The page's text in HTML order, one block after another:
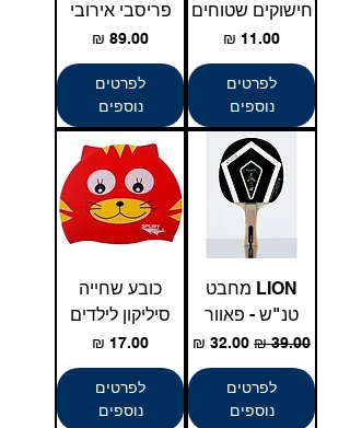
חישוקים שטוחים
מחיר
לפרטים
נוספים
פריסבי אירובי
מחיר
לפרטים
נוספים
LION מחבט
טנ"ש - פאוור
מחיר רגיל מחיר מבצע
לפרטים
נוספים
כובע שחייה
סיליקון לילדים
מחיר
לפרטים
נוספים